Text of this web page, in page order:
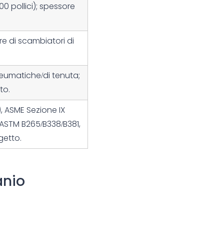
pollici); spessore
di scambiatori di
di tenuta;
ASME Sezione IX
B265/B338/B381,